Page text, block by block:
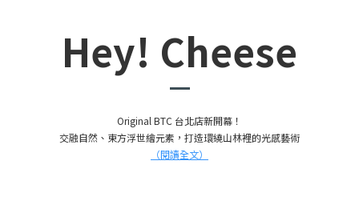
Hey! Cheese
Original BTC 台北店新開幕！
交融自然、東方浮世繪元素，打造環繞山林裡的光感藝術
（閱讀全文）